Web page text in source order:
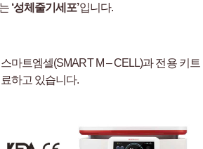
‘성체줄기세포’입니다.
마트엠셀(SMART M – CELL)과전용 키트
하고 있습니다.